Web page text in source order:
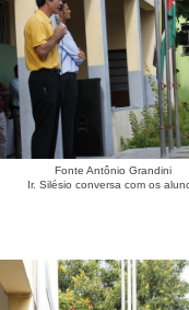
Fonte Antônio Grandini
Ir. Silésio conversa com os